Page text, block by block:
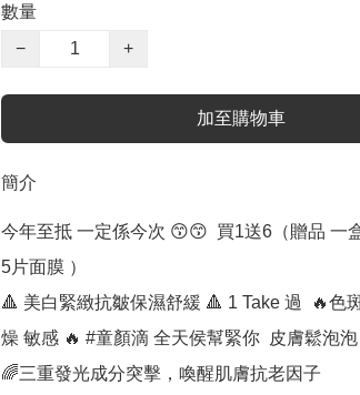
數量
−
+
加至購物車
簡介
今年至抵 一定係今次 😙😙  買1送6（贈品 一
5片面膜 ）
🔺 美白緊緻抗皺保濕舒緩 🔺 1 Take 過  🔥色
燥 敏感 🔥 #童顏滴 全天侯幫緊你  皮膚鬆泡
🌈三重發光成分突擊，喚醒肌膚抗老因子